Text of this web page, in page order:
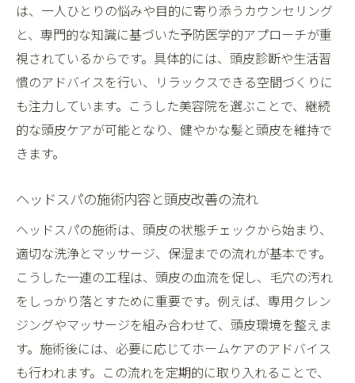
は、一人ひとりの悩みや目的に寄り添うカウンセリング
と、専門的な知識に基づいた予防医学的アプローチが重
視されているからです。具体的には、頭皮診断や生活習
慣のアドバイスを行い、リラックスできる空間づくりに
も注力しています。こうした美容院を選ぶことで、継続
的な頭皮ケアが可能となり、健やかな髪と頭皮を維持で
きます。
ヘッドスパの施術内容と頭皮改善の流れ
ヘッドスパの施術は、頭皮の状態チェックから始まり、
適切な洗浄とマッサージ、保湿までの流れが基本です。
こうした一連の工程は、頭皮の血流を促し、毛穴の汚れ
をしっかり落とすために重要です。例えば、専用クレン
ジングやマッサージを組み合わせて、頭皮環境を整えま
す。施術後には、必要に応じてホームケアのアドバイス
も行われます。この流れを定期的に取り入れることで、